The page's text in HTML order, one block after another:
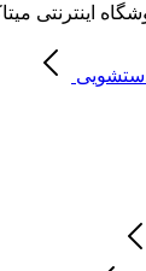
اینترنتی